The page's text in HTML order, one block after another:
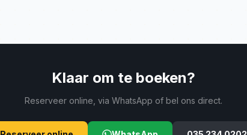
Klaar om te boeken?
Reserveer online, via WhatsApp of bel ons direct.